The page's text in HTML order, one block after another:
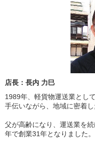
店長：長内 力巳
1989年、軽貨物運送業とし
手伝いながら、地域に密着
父が高齢になり、運送業を
年で創業31年となりました。